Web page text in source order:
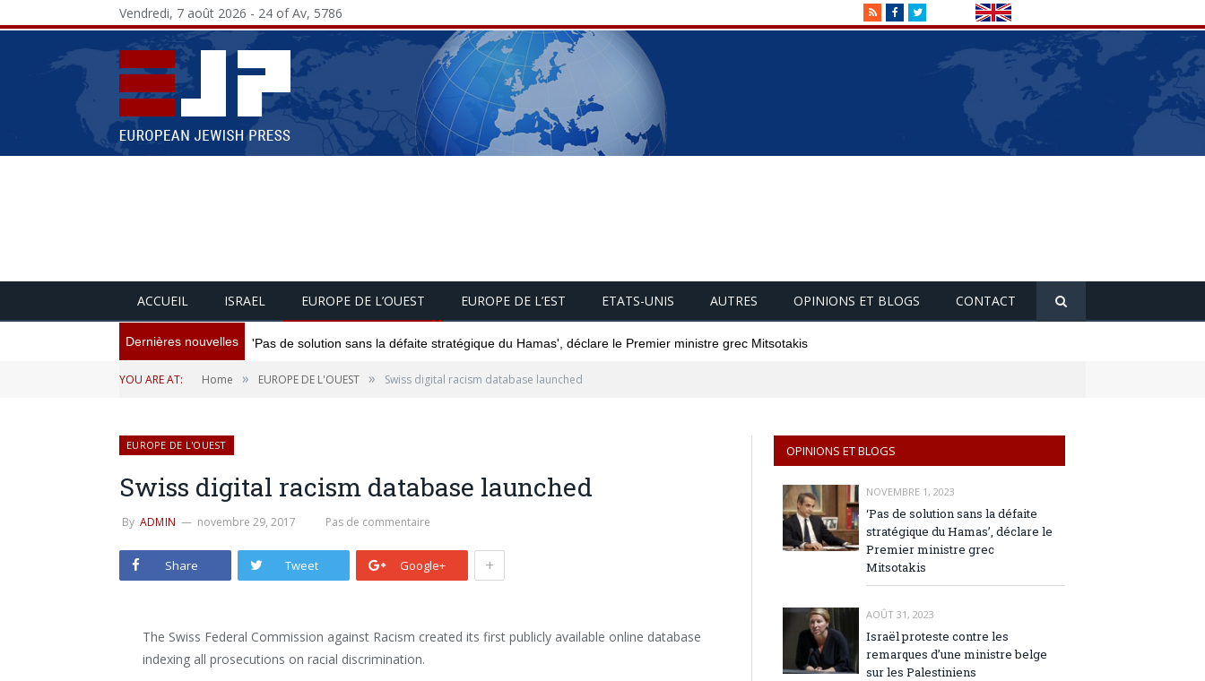
RSSFacebookTwitter
Vendredi, 7 août 2026 - 24 of Av, 5786
ACCUEIL ISRAEL EUROPE DE L’OUEST EUROPE DE L’EST ETATS-UNIS AUTRES OPINIONS ET BLOGS CONTACT
Dernières nouvelles 'Pas de solution sans la défaite stratégique du Hamas', déclare le Premier ministre grec Mitsotakis
YOU ARE AT: Home » EUROPE DE L'OUEST » Swiss digital racism database launched
EUROPE DE L'OUEST
Swiss digital racism database launched
By ADMIN novembre 29, 2017 Pas de commentaire
Share Tweet Google+ +
The Swiss Federal Commission against Racism created its first publicly available online database
indexing all prosecutions on racial discrimination.
OPINIONS ET BLOGS
NOVEMBRE 1, 2023
‘Pas de solution sans la défaite
stratégique du Hamas’, déclare le
Premier ministre grec
Mitsotakis
AOÛT 31, 2023
Israël proteste contre les
remarques d’une ministre belge
sur les Palestiniens